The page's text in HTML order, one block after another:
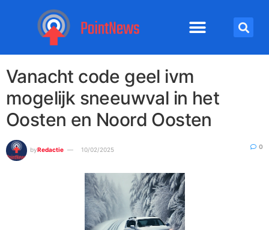
Vanacht code geel ivm
mogelijk sneeuwval in het
Oosten en Noord Oosten
byRedactie 10/02/2025 0